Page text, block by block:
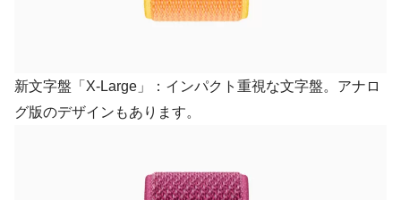
新文字盤「X-Large」：インパクト重視な文字盤。アナロ
グ版のデザインもあります。